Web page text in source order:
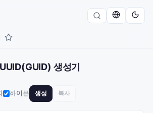
UUID(GUID) 생성기
하이픈 생성 복사